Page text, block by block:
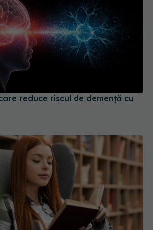
reduce riscul de demență cu